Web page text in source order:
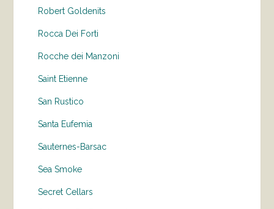
Robert Goldenits
Rocca Dei Forti
Rocche dei Manzoni
Saint Etienne
San Rustico
Santa Eufemia
Sauternes-Barsac
Sea Smoke
Secret Cellars